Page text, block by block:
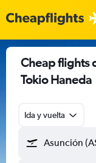
Cheap flights
Tokio Haneda
Ida y vuelta
Asunción